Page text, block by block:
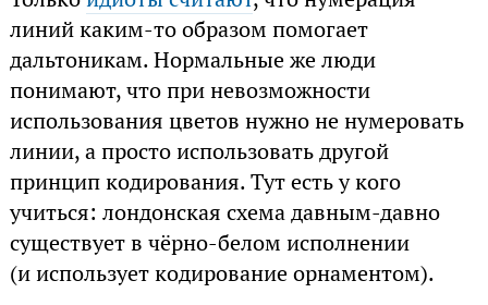
линий каким-то образом помогает
дальтоникам. Нормальные же люди
понимают, что при невозможности
использования цветов нужно не нумеровать
линии, а просто использовать другой
принцип кодирования. Тут есть у кого
учиться: лондонская схема давным-давно
существует в чёрно-белом исполнении
(и использует кодирование орнаментом).